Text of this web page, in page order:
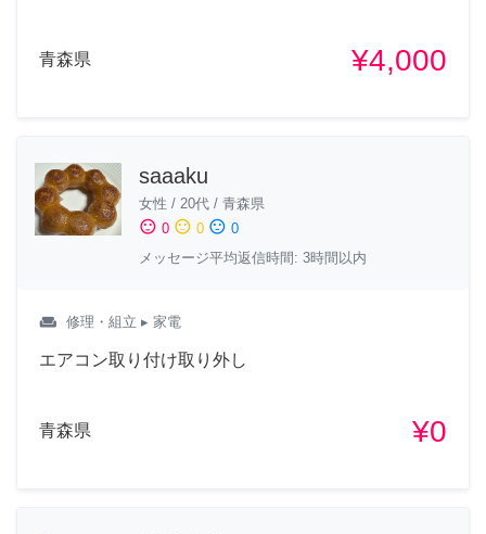
青森県 ¥4,000
saaaku
女性 / 20代 / 青森県
sentiment_satisfied 0 sentiment_neutral 0 sentiment_dissatisfied 0
メッセージ平均返信時間: 3時間以内
weekend 修理・組立 ▸ 家電
エアコン取り付け取り外し
青森県 ¥0